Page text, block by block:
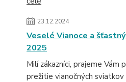
23.12.2024
Veselé Vianoce a
2025
Milí zákazníci, prajeme Vám
prežitie vianočných sviatkov